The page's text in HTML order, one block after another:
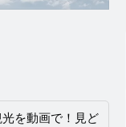
を動画で！見ど